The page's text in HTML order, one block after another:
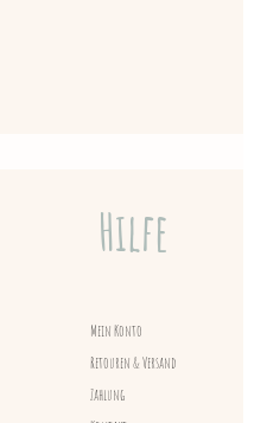
Hilfe
Mein Konto
Retouren & Versand
Zahlung